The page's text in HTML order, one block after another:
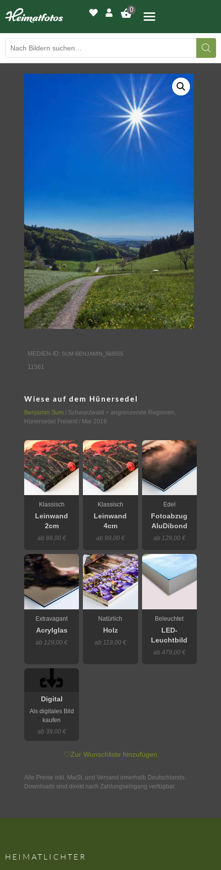
0
BILDERGALERIE
DRUCKQUALITÄTEN
LED-LEUCHTBILDER
WIR DRUCKEN IHR BILD
KONTAKT
MEDIEN-ID: SUM-BENJAMIN_569555
11561
Wiese auf dem Hünersedel
Benjamin Sum / Schwarzwald + angrenzende Regionen,
Hünersedel Freiamt / Mai 2016
Klassisch
Leinwand
2cm
ab 89,00 €
Klassisch
Leinwand
4cm
ab 99,00 €
Edel
Fotoabzug
AluDibond
ab 129,00 €
Extravagant
Acrylglas
ab 129,00 €
Natürlich
Holz
ab 119,00 €
Beleuchtet
LED-
Leuchtbild
ab 479,00 €
Digital
Als digitales Bild
kaufen
ab 39,00 €
♡Zur Wunschliste hinzufügen
Alle Preise inkl. MwSt. und Versand innerhalb Deutschlands.
Downloads sind direkt nach Zahlungseingang verfügbar.
HEIMATLICHTER